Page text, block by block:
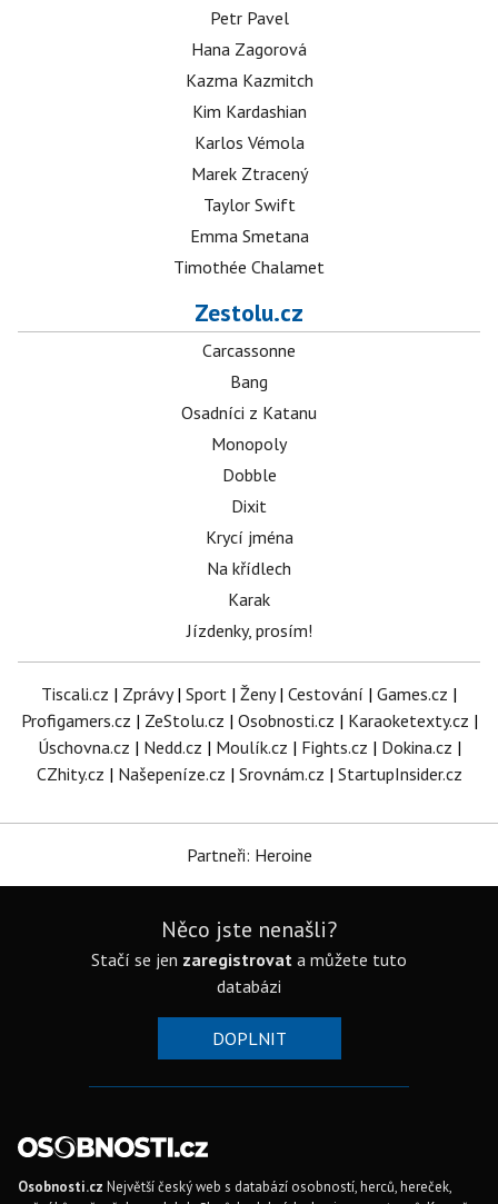
Petr Pavel
Hana Zagorová
Kazma Kazmitch
Kim Kardashian
Karlos Vémola
Marek Ztracený
Taylor Swift
Emma Smetana
Timothée Chalamet
Zestolu.cz
Carcassonne
Bang
Osadníci z Katanu
Monopoly
Dobble
Dixit
Krycí jména
Na křídlech
Karak
Jízdenky, prosím!
Tiscali.cz | Zprávy| Sport | Ženy| Cestování | Games.cz |
Profigamers.cz | ZeStolu.cz | Osobnosti.cz | Karaoketexty.cz |
Úschovna.cz | Nedd.cz | Moulík.cz | Fights.cz | Dokina.cz |
CZhity.cz | Našepeníze.cz | Srovnám.cz | StartupInsider.cz
Partneři: Heroine
Něco jste nenašli?
Stačí se jen zaregistrovat a můžete tuto
databázi
DOPLNIT
Osobnosti.cz Největší český web s databází osobností, herců, hereček,